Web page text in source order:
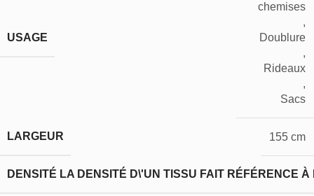
USAGE
chemises
,
Doublure
,
Rideaux
,
Sacs
LARGEUR 155 cm
DENSITÉ LA DENSITÉ D\'UN TISSU FAIT RÉFÉRENCE